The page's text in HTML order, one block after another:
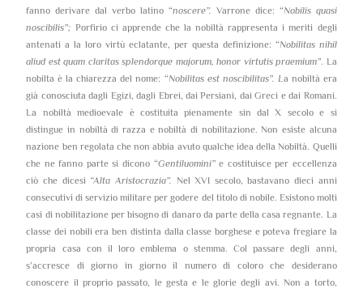
fanno derivare dal verbo latino “noscere”. Varrone dice: “Nobilis quasi
noscibilis”; Porfirio ci apprende che la nobiltà rappresenta i meriti degli
antenati a la loro virtù eclatante, per questa definizione: “Nobilitas nihil
aliud est quam claritas splendorque majorum, honor virtutis praemium”. La
nobilta è la chiarezza del nome: “Nobilitas est noscibilitas”. La nobiltà era
già conosciuta dagli Egizi, dagli Ebrei, dai Persiani, dai Greci e dai Romani.
La nobiltà medioevale è costituita pienamente sin dal X secolo e si
distingue in nobiltà di razza e nobiltà di nobilitazione. Non esiste alcuna
nazione ben regolata che non abbia avuto qualche idea della Nobiltà. Quelli
che ne fanno parte si dicono “Gentiluomini”e costituisce per eccellenza
ciò che dicesi “Alta Aristocrazia”. Nel XVI secolo, bastavano dieci anni
consecutivi di servizio militare per godere del titolo di nobile. Esistono molti
casi di nobilitazione per bisogno di danaro da parte della casa regnante. La
classe dei nobili era ben distinta dalla classe borghese e poteva fregiare la
propria casa con il loro emblema o stemma. Col passare degli anni,
s’accresce di giorno in giorno il numero di coloro che desiderano
conoscere il proprio passato, le gesta e le glorie degli avi. Non a torto,